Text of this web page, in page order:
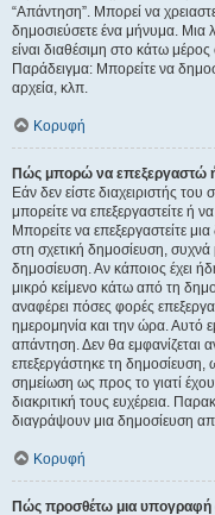
“Απάντηση”. Μπορεί να
δημοσιεύσετε ένα μήνυμα. Μια
είναι διαθέσιμη στο κάτω
Παράδειγμα: Μπορείτε να
αρχεία, κλπ.
Κορυφή
Πώς μπορώ να επεξεργαστώ
Εάν δεν είστε διαχειριστής
μπορείτε να επεξεργαστείτε ή
Μπορείτε να επεξεργαστείτε
στη σχετική δημοσίευση,
δημοσίευση. Αν κάποιος έχει
μικρό κείμενο κάτω από τη
αναφέρει πόσες φορές
ημερομηνία και την ώρα. Αυτό
απάντηση. Δεν θα εμφανίζεται
επεξεργάστηκε τη
σημείωση ως προς το γιατί
διακριτική τους ευχέρεια.
διαγράψουν μια δημοσίευση
Κορυφή
Πώς προσθέτω μια υπογραφή